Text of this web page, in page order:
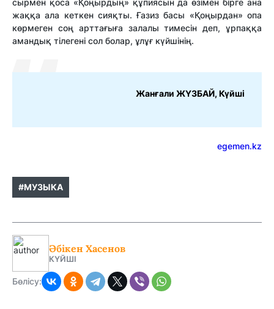
сырмен қоса «Қоңырдың» құпиясын да өзімен бірге ана
жаққа ала кеткен сияқты. Ғазиз басы «Қоңырдан» опа
көрмеген соң арттағыға залалы тимесін деп, ұрпаққа
амандық тілегені сол болар, ұлұғ күйшінің.
Жанғали ЖҮЗБАЙ, Күйші
egemen.kz
#МУЗЫКА
Әбікен Хасенов
КҮЙШІ
Бөлісу: